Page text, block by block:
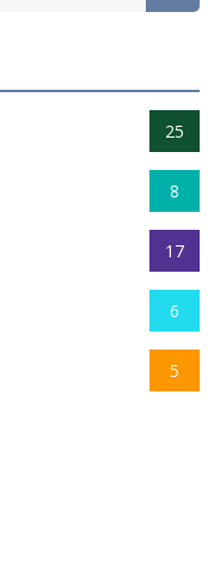
25
8
17
6
5